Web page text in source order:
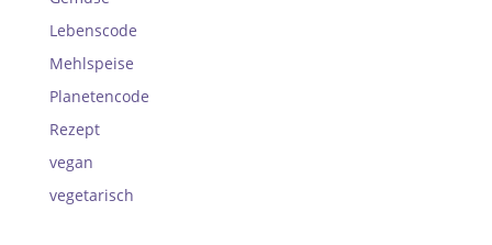
Lebenscode
Mehlspeise
Planetencode
Rezept
vegan
vegetarisch